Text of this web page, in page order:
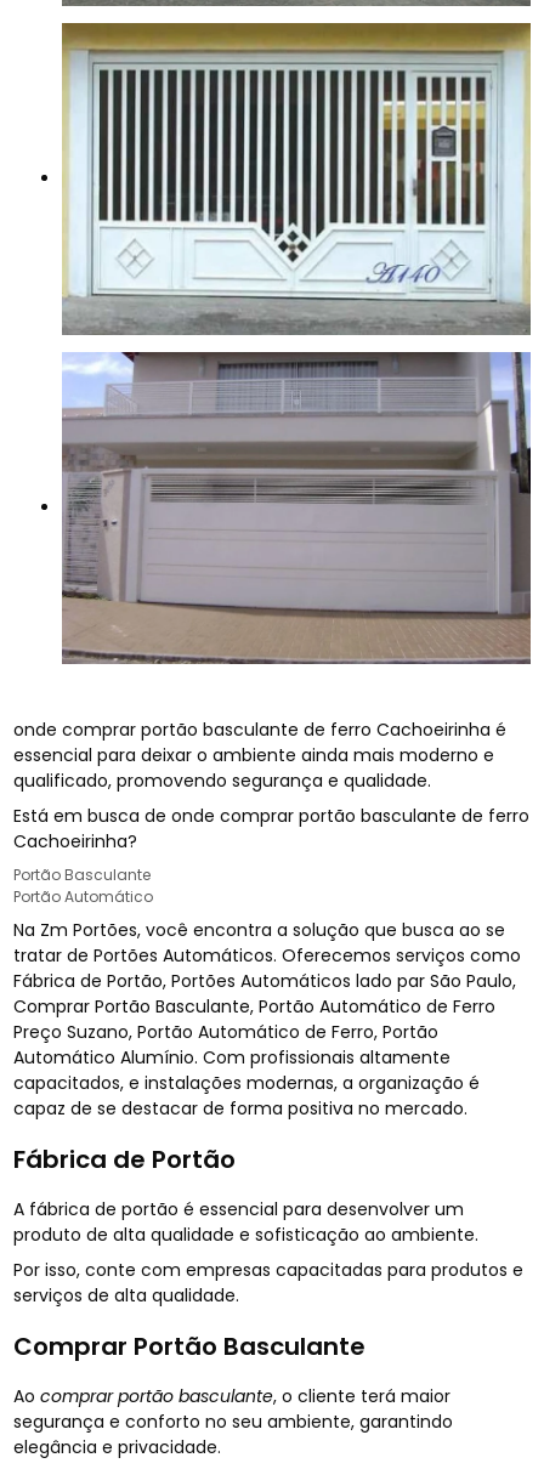
onde comprar portão basculante de ferro Cachoeirinha é
essencial para deixar o ambiente ainda mais moderno e
qualificado, promovendo segurança e qualidade.
Está em busca de onde comprar portão basculante de ferro
Cachoeirinha?
Portão Basculante
Portão Automático
Na Zm Portões, você encontra a solução que busca ao se
tratar de Portões Automáticos. Oferecemos serviços como
Fábrica de Portão, Portões Automáticos lado par São Paulo,
Comprar Portão Basculante, Portão Automático de Ferro
Preço Suzano, Portão Automático de Ferro, Portão
Automático Alumínio. Com profissionais altamente
capacitados, e instalações modernas, a organização é
capaz de se destacar de forma positiva no mercado.
Fábrica de Portão
A fábrica de portão é essencial para desenvolver um
produto de alta qualidade e sofisticação ao ambiente.
Por isso, conte com empresas capacitadas para produtos e
serviços de alta qualidade.
Comprar Portão Basculante
Aocomprar portão basculante, o cliente terá maior
segurança e conforto no seu ambiente, garantindo
elegância e privacidade.